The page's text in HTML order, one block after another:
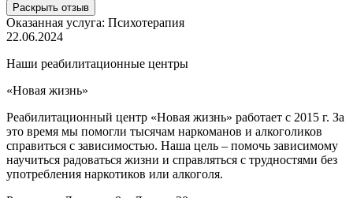
Раскрыть отзыв
Оказанная услуга: Психотерапия
22.06.2024
Наши реабилитационные центры
«Новая жизнь»
Реабилитационный центр «Новая жизнь» работает с 2015 г. За
это время мы помогли тысячам наркоманов и алкоголиков
справиться с зависимостью. Наша цель – помочь зависимому
научиться радоваться жизни и справляться с трудностями без
употребления наркотиков или алкоголя.